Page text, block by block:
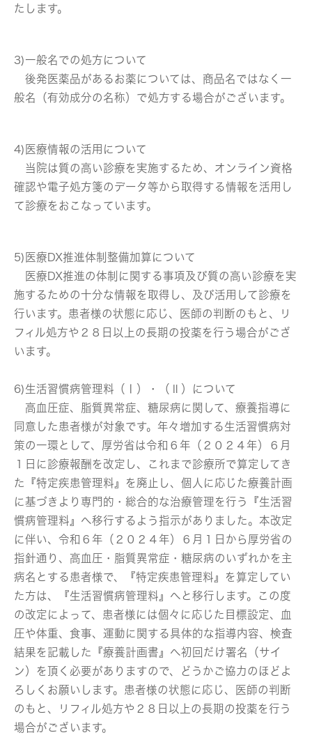
たします。
3)一般名での処方について
後発医薬品があるお薬については、商品名ではなく一
般名（有効成分の名称）で処方する場合がございます。
4)医療情報の活用について
当院は質の高い診療を実施するため、オンライン資格
確認や電子処方箋のデータ等から取得する情報を活用し
て診療をおこなっています。
5)医療DX推進体制整備加算について
医療DX推進の体制に関する事項及び質の高い診療を実
施するための十分な情報を取得し、及び活用して診療を
行います。患者様の状態に応じ、医師の判断のもと、リ
フィル処方や２８日以上の長期の投薬を行う場合がござ
います。
6)生活習慣病管理料（Ⅰ）・（Ⅱ）について
高血圧症、脂質異常症、糖尿病に関して、療養指導に
同意した患者様が対象です。年々増加する生活習慣病対
策の一環として、厚労省は令和６年（２０２４年）６月
１日に診療報酬を改定し、これまで診療所で算定してき
た『特定疾患管理料』を廃止し、個人に応じた療養計画
に基づきより専門的・総合的な治療管理を行う『生活習
慣病管理料』へ移行するよう指示がありました。本改定
に伴い、令和６年（２０２４年）６月１日から厚労省の
指針通り、高血圧・脂質異常症・糖尿病のいずれかを主
病名とする患者様で、『特定疾患管理料』を算定してい
た方は、『生活習慣病管理料』へと移行します。この度
の改定によって、患者様には個々に応じた目標設定、血
圧や体重、食事、運動に関する具体的な指導内容、検査
結果を記載した『療養計画書』へ初回だけ署名（サイ
ン）を頂く必要がありますので、どうかご協力のほどよ
ろしくお願いします。患者様の状態に応じ、医師の判断
のもと、リフィル処方や２８日以上の長期の投薬を行う
場合がございます。